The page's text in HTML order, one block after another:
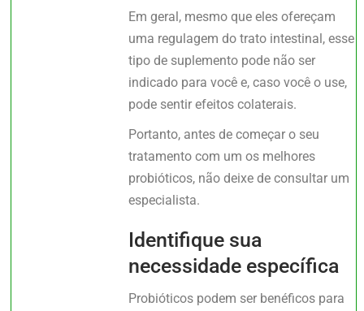
Em geral, mesmo que eles ofereçam
uma regulagem do trato intestinal, esse
tipo de suplemento pode não ser
indicado para você e, caso você o use,
pode sentir efeitos colaterais.
Portanto, antes de começar o seu
tratamento com um os melhores
probióticos, não deixe de consultar um
especialista.
Identifique sua
necessidade específica
Probióticos podem ser benéficos para